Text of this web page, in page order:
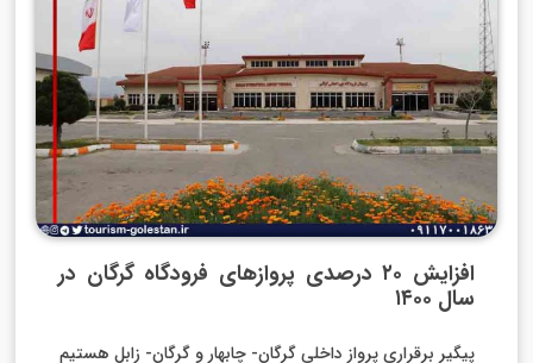
افزایش ۲۰ درصدی پروازهای فرودگاه گرگان در
سال ۱۴۰۰
پیگیر برقراری پرواز داخلی گرگان- چابهار و گرگان- زابل هستیم